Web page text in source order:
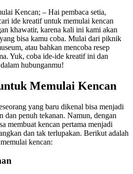
Kencan; – Hai pembaca setia,
ide kreatif untuk memulai kencan
khawatir, karena kali ini kami akan
bisa kamu coba. Mulai dari piknik
atau bahkan mencoba resep
Yuk, coba ide-ide kreatif ini dan
hubunganmu!
Memulai Kencan
yang baru dikenal bisa menjadi
dan penuh tekanan. Namun, dengan
membuat kencan pertama menjadi
dan tak terlupakan. Berikut adalah
kencan: